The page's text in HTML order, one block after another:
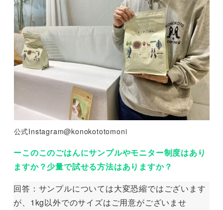
公式Instagram@konokototomoni
ーこのこのごはんにサンプルやモニター制度はあり
ますか？少量で試せる方法はありますか？
回答：サンプルについては大変恐縮ではございます
が、1kg以外でのサイズはご用意がございませ